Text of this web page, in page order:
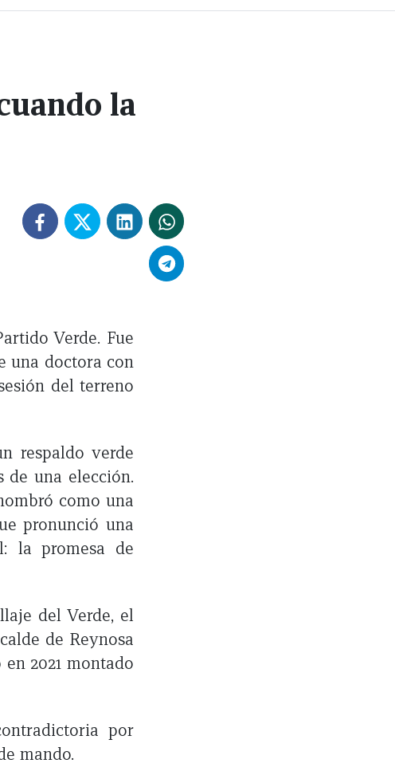
la
Verde. Fue
una doctora con
del terreno
respaldo verde
de una elección.
como una
pronunció una
la promesa de
del Verde, el
de Reynosa
2021 montado
por
mando.